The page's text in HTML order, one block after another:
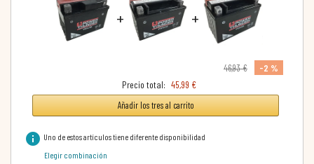
+ +
46,93 €
-2 %
Precio total: 45,99 €
Añadir los tres al carrito
info Uno de estos artículos tiene diferente disponibilidad
Elegir combinación